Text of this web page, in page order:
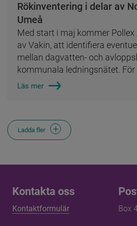
Rökinventering i delar av
Umeå
Med start i maj kommer Pollex
av Vakin, att identifiera
mellan dagvatten- och
kommunala ledningsnätet. För
Läs mer
Ladda fler
Kontakta oss
Kontakta oss
Kontaktformulär Box